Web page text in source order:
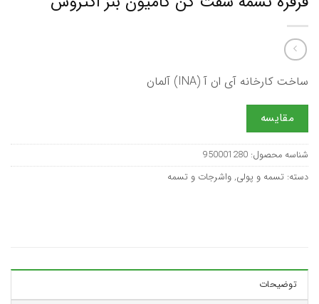
ساخت کارخانه آی ان آ (INA) آلمان
مقایسه
شناسه محصول: 950001280
دسته: تسمه و پولی, واشرجات و تسمه
توضیحات